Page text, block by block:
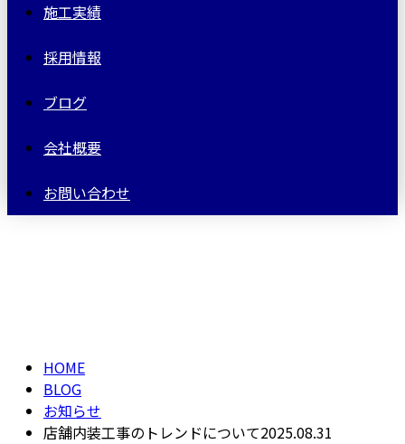
施工実績
採用情報
ブログ
会社概要
お問い合わせ
HOME
BLOG
お知らせ
店舗内装工事のトレンドについて2025.08.31